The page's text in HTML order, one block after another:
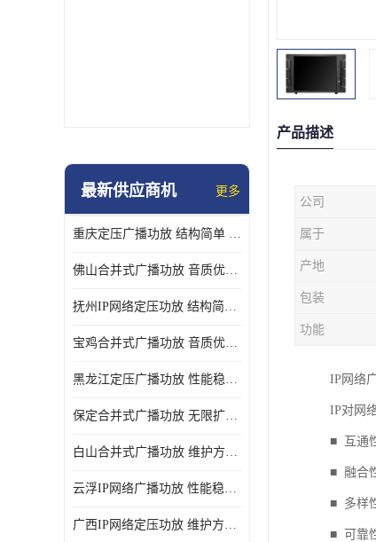
最新供应商机 更多
重庆定压广播功放 结构简单 传输距离远
佛山合并式广播功放 音质优美清晰 输出电压大 电流小
抚州IP网络定压功放 结构简单 多应用于公共场合
宝鸡合并式广播功放 音质优美清晰 维护方便
黑龙江定压广播功放 性能稳定 无限扩容
保定合并式广播功放 无限扩容 设计结构简单
白山合并式广播功放 维护方便 多应用于公共场合
云浮IP网络广播功放 性能稳定 设计结构简单
广西IP网络定压功放 维护方便 多应用于公共场合
产品描述
公司
属于
产地
包装
功能
IP网络
IP对网
■ 互通
■ 融合
■ 多样
■ 可靠